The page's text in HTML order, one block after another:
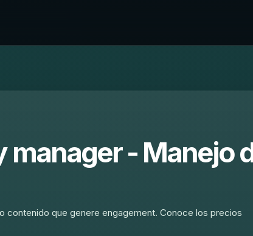
- Manejo
contenido que genere engagement. Conoce los precios